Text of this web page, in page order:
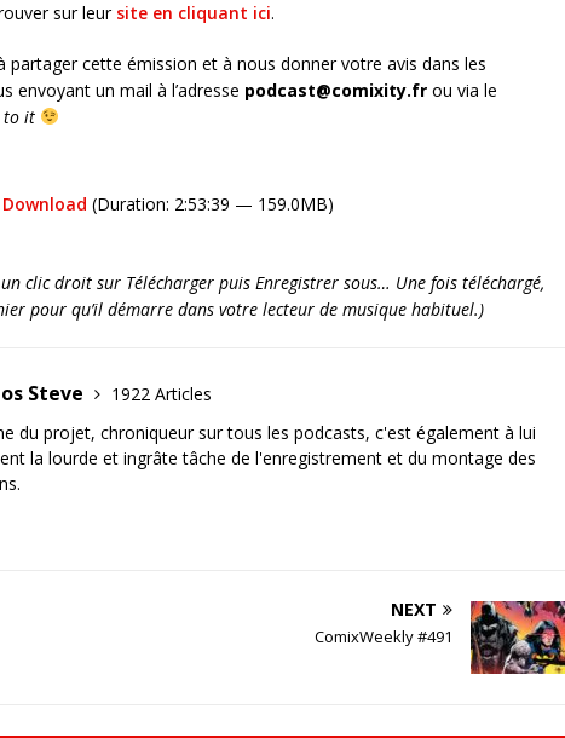
sur leursite en cliquant ici.
partager cette émission et à nous donner votre avis dans les
envoyant un mail à l’adresse podcast@comixity.fr ou via le
to it
Download (Duration: 2:53:39 — 159.0MB)
clic droit sur Télécharger puis Enregistrer sous… Une fois téléchargé,
pour qu’il démarre dans votre lecteur de musique habituel.)
Steve
1922 Articles
du projet, chroniqueur sur tous les podcasts, c'est également à lui
la lourde et ingrâte tâche de l'enregistrement et du montage des
NEXT
ComixWeekly #491